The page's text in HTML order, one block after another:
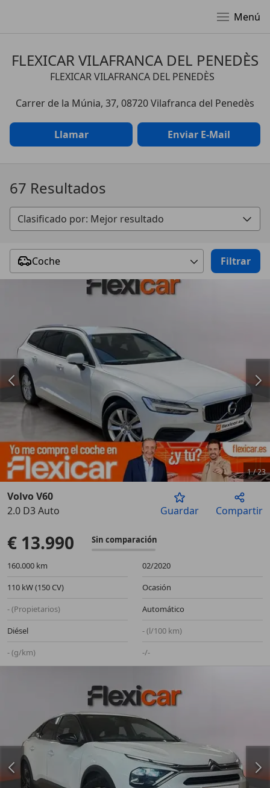
Menú
FLEXICAR VILAFRANCA DEL PENEDÈS
FLEXICAR VILAFRANCA DEL PENEDÈS
Carrer de la Múnia, 37, 08720 Vilafranca del Penedès
Llamar Enviar E-Mail
67 Resultados
Coche Filtrar
Anterior
1/23
Volvo V60
2.0 D3 Auto
Guardar Compartir
€ 13.990 Sin comparación
160.000 km
02/2020
110 kW (150 CV)
Ocasión
- (Propietarios)
Automático
Diésel
- (l/100 km)
- (g/km)
-/-